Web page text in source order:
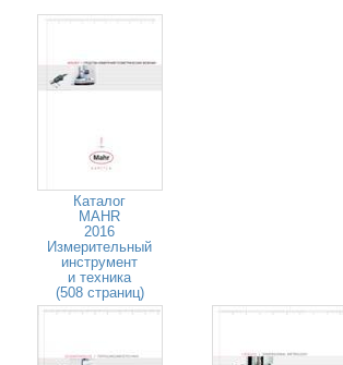
Каталог
MAHR
2016
Измерительный
инструмент
и техника
(508 страниц)